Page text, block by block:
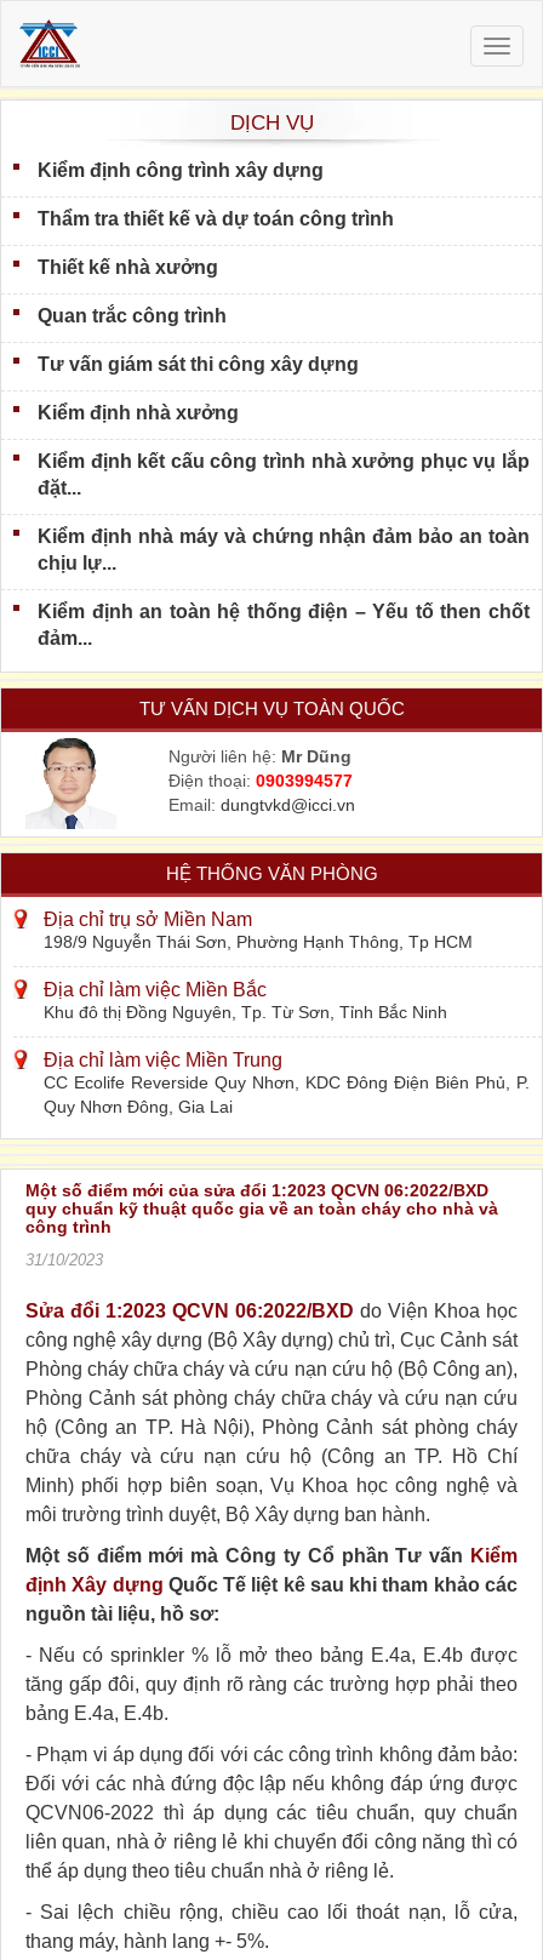
DỊCH VỤ
Kiểm định công trình xây dựng
Thẩm tra thiết kế và dự toán công trình
Thiết kế nhà xưởng
Quan trắc công trình
Tư vấn giám sát thi công xây dựng
Kiểm định nhà xưởng
Kiểm định kết cấu công trình nhà xưởng phục vụ lắp
đặt...
Kiểm định nhà máy và chứng nhận đảm bảo an toàn
chịu lự...
Kiểm định an toàn hệ thống điện – Yếu tố then chốt
đảm...
TƯ VẤN DỊCH VỤ TOÀN QUỐC
Người liên hệ: Mr Dũng
Điện thoại: 0903994577
Email: dungtvkd@icci.vn
HỆ THỐNG VĂN PHÒNG
Địa chỉ trụ sở Miền Nam
198/9 Nguyễn Thái Sơn, Phường Hạnh Thông, Tp HCM
Địa chỉ làm việc Miền Bắc
Khu đô thị Đồng Nguyên, Tp. Từ Sơn, Tỉnh Bắc Ninh
Địa chỉ làm việc Miền Trung
CC Ecolife Reverside Quy Nhơn, KDC Đông Điện Biên Phủ, P.
Quy Nhơn Đông, Gia Lai
Một số điểm mới của sửa đổi 1:2023 QCVN 06:2022/BXD
quy chuẩn kỹ thuật quốc gia về an toàn cháy cho nhà và
công trình
31/10/2023
Sửa đổi 1:2023 QCVN 06:2022/BXD do Viện Khoa học
công nghệ xây dựng (Bộ Xây dựng) chủ trì, Cục Cảnh sát
Phòng cháy chữa cháy và cứu nạn cứu hộ (Bộ Công an),
Phòng Cảnh sát phòng cháy chữa cháy và cứu nạn cứu
hộ (Công an TP. Hà Nội), Phòng Cảnh sát phòng cháy
chữa cháy và cứu nạn cứu hộ (Công an TP. Hồ Chí
Minh) phối hợp biên soạn, Vụ Khoa học công nghệ và
môi trường trình duyệt, Bộ Xây dựng ban hành.
Một số điểm mới mà Công ty Cổ phần Tư vấn Kiểm
định Xây dựng Quốc Tế liệt kê sau khi tham khảo các
nguồn tài liệu, hồ sơ:
- Nếu có sprinkler % lỗ mở theo bảng E.4a, E.4b được
tăng gấp đôi, quy định rõ ràng các trường hợp phải theo
bảng E.4a, E.4b.
- Phạm vi áp dụng đối với các công trình không đảm bảo:
Đối với các nhà đứng độc lập nếu không đáp ứng được
QCVN06-2022 thì áp dụng các tiêu chuẩn, quy chuẩn
liên quan, nhà ở riêng lẻ khi chuyển đổi công năng thì có
thể áp dụng theo tiêu chuẩn nhà ở riêng lẻ.
- Sai lệch chiều rộng, chiều cao lối thoát nạn, lỗ cửa,
thang máy, hành lang +- 5%.